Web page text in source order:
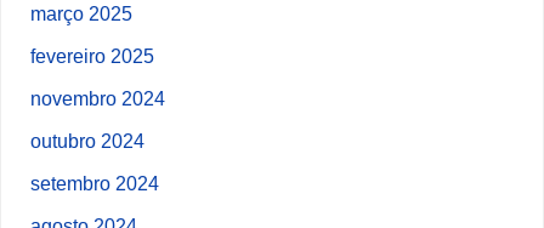
março 2025
fevereiro 2025
novembro 2024
outubro 2024
setembro 2024